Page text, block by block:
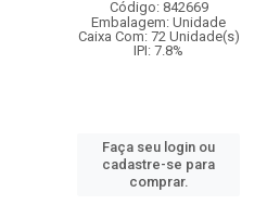
Código: 842669
Embalagem: Unidade
Caixa Com: 72 Unidade(s)
IPI: 7.8%
Faça seu login ou
cadastre-se para
comprar.